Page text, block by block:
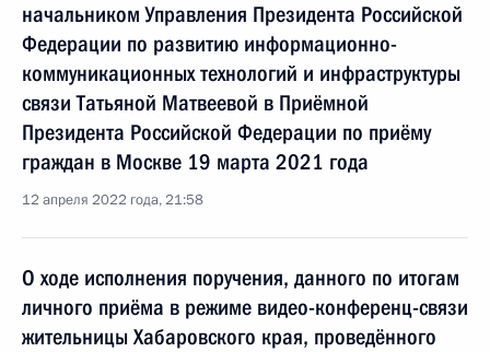
начальником Управления Президента Российской
Федерации по развитию информационно-
коммуникационных технологий и инфраструктуры
связи Татьяной Матвеевой в Приёмной
Президента Российской Федерации по приёму
граждан в Москве 19 марта 2021 года
12 апреля 2022 года, 21:58
О ходе исполнения поручения, данного по итогам
личного приёма в режиме видео-конференц-связи
жительницы Хабаровского края, проведённого